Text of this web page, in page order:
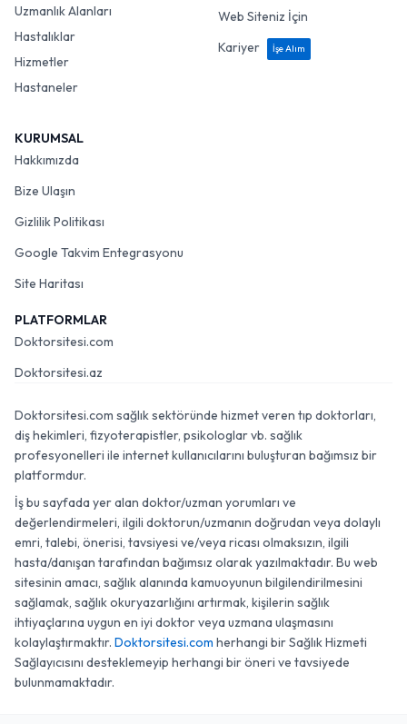
Uzmanlık Alanları
Hastalıklar
Hizmetler
Hastaneler
Web Siteniz İçin
Kariyer
İşe Alım
KURUMSAL
Hakkımızda
Bize Ulaşın
Gizlilik Politikası
Google Takvim Entegrasyonu
Site Haritası
PLATFORMLAR
Doktorsitesi.com
Doktorsitesi.az
Doktorsitesi.com sağlık sektöründe hizmet veren tıp doktorları,
diş hekimleri, fizyoterapistler, psikologlar vb. sağlık
profesyonelleri ile internet kullanıcılarını buluşturan bağımsız bir
platformdur.
İş bu sayfada yer alan doktor/uzman yorumları ve
değerlendirmeleri, ilgili doktorun/uzmanın doğrudan veya dolaylı
emri, talebi, önerisi, tavsiyesi ve/veya ricası olmaksızın, ilgili
hasta/danışan tarafından bağımsız olarak yazılmaktadır. Bu web
sitesinin amacı, sağlık alanında kamuoyunun bilgilendirilmesini
sağlamak, sağlık okuryazarlığını artırmak, kişilerin sağlık
ihtiyaçlarına uygun en iyi doktor veya uzmana ulaşmasını
kolaylaştırmaktır. Doktorsitesi.com herhangi bir Sağlık Hizmeti
Sağlayıcısını desteklemeyip herhangi bir öneri ve tavsiyede
bulunmamaktadır.